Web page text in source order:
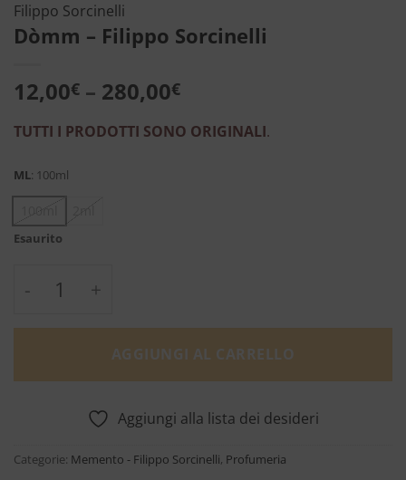
Filippo Sorcinelli
Dòmm – Filippo Sorcinelli
12,00€ – 280,00€
TUTTI I PRODOTTI SONO ORIGINALI.
ML: 100ml
100ml
Esaurito
Dòmm - Filippo Sorcinelli quantità
AGGIUNGI AL CARRELLO
Aggiungi alla lista dei desideri
Categorie: Memento - Filippo Sorcinelli, Profumeria